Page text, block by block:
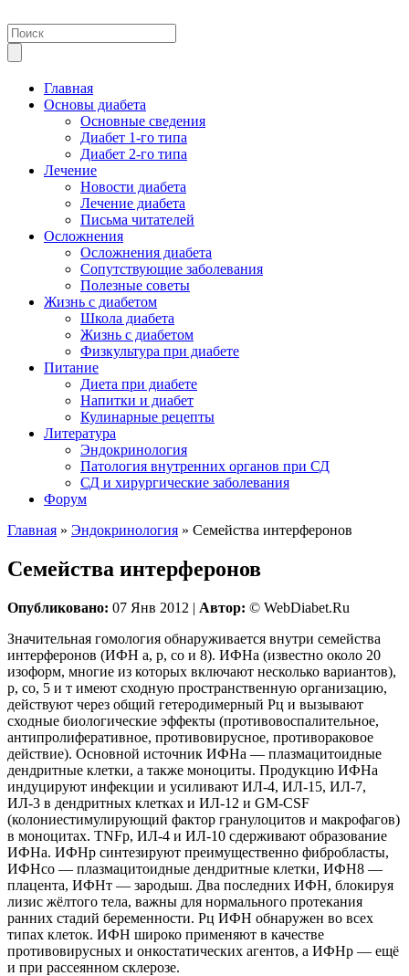
Главная
Основы диабета
Основные сведения
Диабет 1-го типа
Диабет 2-го типа
Лечение
Новости диабета
Лечение диабета
Письма читателей
Осложнения
Осложнения диабета
Сопутствующие заболевания
Полезные советы
Жизнь с диабетом
Школа диабета
Жизнь с диабетом
Физкультура при диабете
Питание
Диета при диабете
Напитки и диабет
Кулинарные рецепты
Литература
Эндокринология
Патология внутренних органов при СД
СД и хирургические заболевания
Форум
Главная » Эндокринология » Семейства интерферонов
Семейства интерферонов
Опубликовано: 07 Янв 2012 | Автор: © WebDiabet.Ru
Значительная гомология обнаруживается внутри семейства
интерферонов (ИФН а, р, со и 8). ИФНа (известно около 20
изоформ, многие из которых включают несколько вариантов),
р, со, 5 и т имеют сходную пространственную организацию,
действуют через общий гетеродимерный Рц и вызывают
сходные биологические эффекты (противовоспалительное,
антипролиферативное, противовирусное, противораковое
действие). Основной источник ИФНа — плазмацитоидные
дендритные клетки, а также моноциты. Продукцию ИФНа
индуцируют инфекции и усиливают ИЛ-4, ИЛ-15, ИЛ-7,
ИЛ-3 в дендритных клетках и ИЛ-12 и GM-CSF
(колониестимулирующий фактор гранулоцитов и макрофагов)
в моноцитах. TNFp, ИЛ-4 и ИЛ-10 сдерживают образование
ИФНа. ИФНр синтезируют преимущественно фибробласты,
ИФНсо — плазмацитоидные дендритные клетки, ИФН8 —
плацента, ИФНт — зародыш. Два последних ИФН, блокируя
лизис жёлтого тела, важны для нормального протекания
ранних стадий беременности. Рц ИФН обнаружен во всех
типах клеток. ИФН широко применяют в качестве
противовирусных и онкостатических агентов, а ИФНр — ещё
и при рассеянном склерозе.